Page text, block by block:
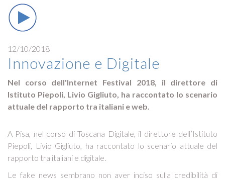
12/10/2018
Innovazione e Digitale
Nel corso dell'Internet Festival 2018, il direttore di
Istituto Piepoli, Livio Gigliuto, ha raccontato lo scenario
attuale del rapporto tra italiani e web.
A Pisa, nel corso di Toscana Digitale, il direttore dell’Istituto
Piepoli, Livio Gigliuto, ha raccontato lo scenario attuale del
rapporto tra italiani e digitale.
Le fake news sembrano non aver inciso sulla credibilità di